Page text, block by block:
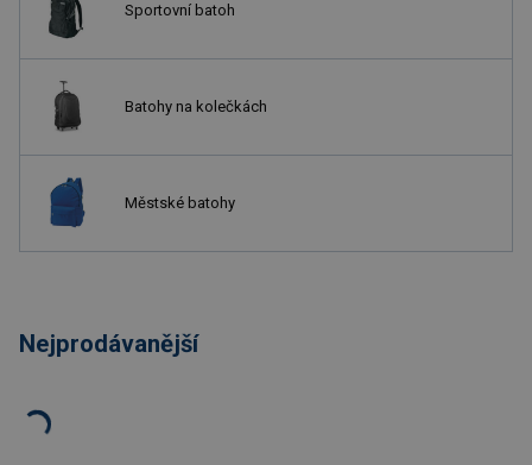
Sportovní batoh
Batohy na kolečkách
Městské batohy
Nejprodávanější